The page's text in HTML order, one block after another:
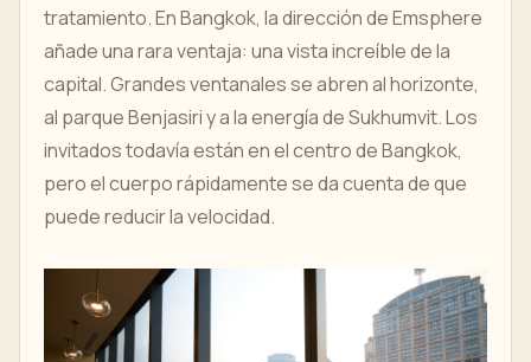
tratamiento. En Bangkok, la dirección de Emsphere
añade una rara ventaja: una vista increíble de la
capital. Grandes ventanales se abren al horizonte,
al parque Benjasiri y a la energía de Sukhumvit. Los
invitados todavía están en el centro de Bangkok,
pero el cuerpo rápidamente se da cuenta de que
puede reducir la velocidad.